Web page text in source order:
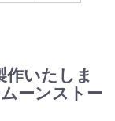
作いたしま
ーンストー